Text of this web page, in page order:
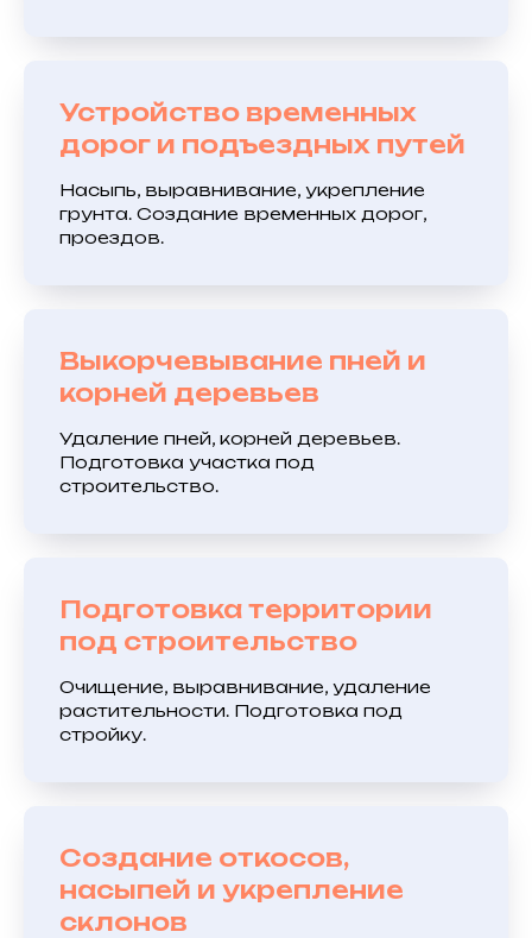
Устройство временных
дорог и подъездных путей
Насыпь, выравнивание, укрепление
грунта. Создание временных дорог,
проездов.
Выкорчевывание пней и
корней деревьев
Удаление пней, корней деревьев.
Подготовка участка под
строительство.
Подготовка территории
под строительство
Очищение, выравнивание, удаление
растительности. Подготовка под
стройку.
Создание откосов,
насыпей и укрепление
склонов